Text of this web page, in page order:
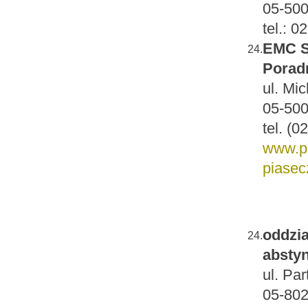
05-
tel.:
24.EMC
ul.
05-
tel.
24.
ul.
05-